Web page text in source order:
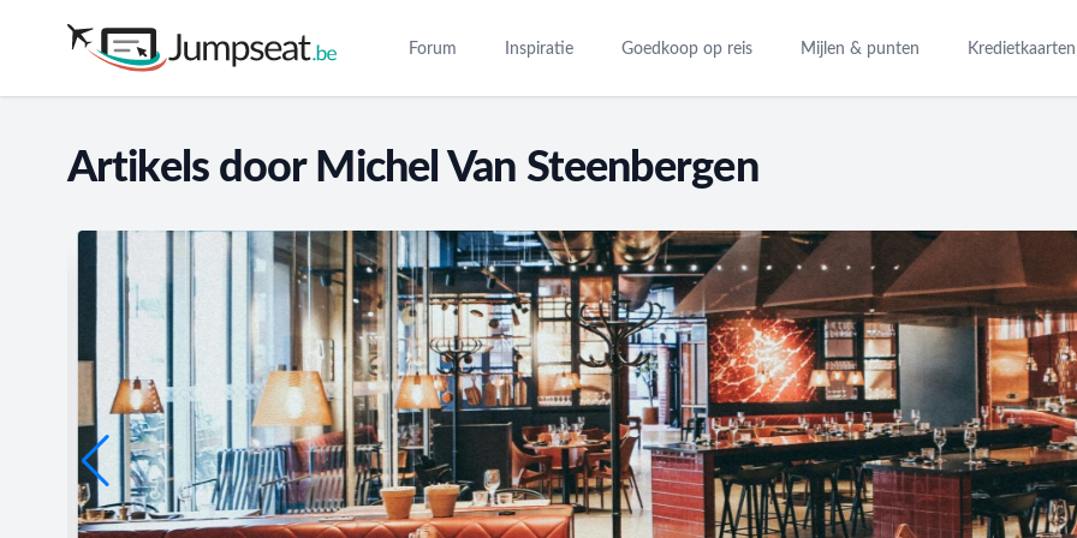
Forum Inspiratie Goedkoop op reis Mijlen & punten Kredietkaarten
Artikels door Michel Van Steenbergen